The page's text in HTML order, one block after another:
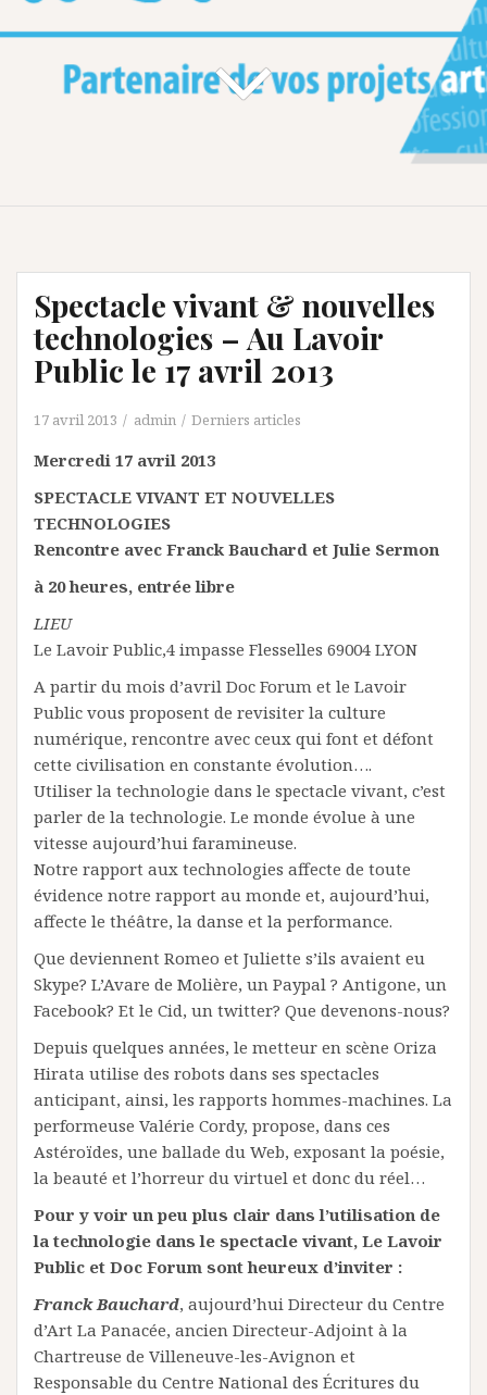
Spectacle vivant & nouvelles
technologies – Au Lavoir
Public le 17 avril 2013
17 avril 2013 admin Derniers articles
Mercredi 17 avril 2013
SPECTACLE VIVANT ET NOUVELLES
TECHNOLOGIES
Rencontre avec Franck Bauchard et Julie Sermon
à 20 heures, entrée libre
LIEU
Le Lavoir Public,4 impasse Flesselles 69004 LYON
A partir du mois d’avril Doc Forum et le Lavoir
Public vous proposent de revisiter la culture
numérique, rencontre avec ceux qui font et défont
cette civilisation en constante évolution….
Utiliser la technologie dans le spectacle vivant, c’est
parler de la technologie. Le monde évolue à une
vitesse aujourd’hui faramineuse.
Notre rapport aux technologies affecte de toute
évidence notre rapport au monde et, aujourd’hui,
affecte le théâtre, la danse et la performance.
Que deviennent Romeo et Juliette s’ils avaient eu
Skype? L’Avare de Molière, un Paypal ? Antigone, un
Facebook? Et le Cid, un twitter? Que devenons-nous?
Depuis quelques années, le metteur en scène Oriza
Hirata utilise des robots dans ses spectacles
anticipant, ainsi, les rapports hommes-machines. La
performeuse Valérie Cordy, propose, dans ces
Astéroïdes, une ballade du Web, exposant la poésie,
la beauté et l’horreur du virtuel et donc du réel…
Pour y voir un peu plus clair dans l’utilisation de
la technologie dans le spectacle vivant, Le Lavoir
Public et Doc Forum sont heureux d’inviter :
Franck Bauchard, aujourd’hui Directeur du Centre
d’Art La Panacée, ancien Directeur-Adjoint à la
Chartreuse de Villeneuve-les-Avignon et
Responsable du Centre National des Écritures du